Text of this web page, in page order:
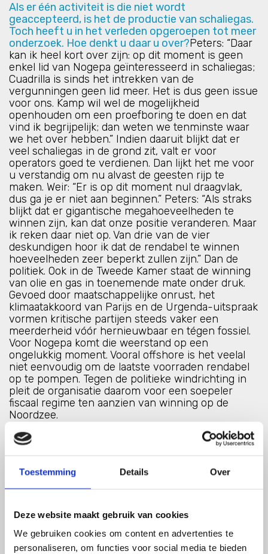
Toestemming Details Over
Deze website maakt gebruik van cookies
We gebruiken cookies om content en advertenties te
personaliseren, om functies voor social media te bieden
Als er één activiteit is die niet wordt
geaccepteerd, is het de productie van schaliegas.
Toch heeft u in het verleden opgeroepen tot meer
onderzoek. Hoe denkt u daar u over?Peters: “Daar
kan ik heel kort over zijn: op dit moment is geen
enkel lid van Nogepa geïnteresseerd in schaliegas;
Cuadrilla is sinds het intrekken van de
vergunningen geen lid meer. Het is dus geen issue
voor ons. Kamp wil wel de mogelijkheid
openhouden om een proefboring te doen en dat
vind ik begrijpelijk; dan weten we tenminste waar
we het over hebben.” Indien daaruit blijkt dat er
veel schaliegas in de grond zit, valt er voor
operators goed te verdienen. Dan lijkt het me voor
u verstandig om nu alvast de geesten rijp te
maken. Weir: “Er is op dit moment nul draagvlak,
dus ga je er niet aan beginnen.” Peters: “Als straks
blijkt dat er gigantische megahoeveelheden te
winnen zijn, kan dat onze positie veranderen. Maar
ik reken daar niet op. Van drie van de vier
deskundigen hoor ik dat de rendabel te winnen
hoeveelheden zeer beperkt zullen zijn.” Dan de
politiek. Ook in de Tweede Kamer staat de winning
van olie en gas in toenemende mate onder druk.
Gevoed door maatschappelijke onrust, het
klimaatakkoord van Parijs en de Urgenda-uitspraak
vormen kritische partijen steeds vaker een
meerderheid vóór hernieuwbaar en tégen fossiel.
Voor Nogepa komt die weerstand op een
ongelukkig moment. Vooral offshore is het veelal
niet eenvoudig om de laatste voorraden rendabel
op te pompen. Tegen de politieke windrichting in
pleit de organisatie daarom voor een soepeler
fiscaal regime ten aanzien van winning op de
Noordzee.
Wat Nogepa doet publiek en politiek warm te
Promoten van zijn zogenoemde
verschillende vormen van energie gerangschikt
van duurzaam naar niet-duurzaam; binnenlands
op vijf. De sector plaatst zich hiermee naar eigen
zeggen “in het midden van het spectrum”. •
Deelname aan een nieuw platformvan
Economische Zaken omtrent